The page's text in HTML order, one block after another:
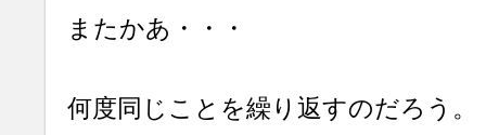
またかあ・・・
何度同じことを繰り返すのだろう。